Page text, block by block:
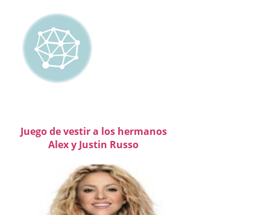
Juego de vestir a los hermanos
Alex y Justin Russo